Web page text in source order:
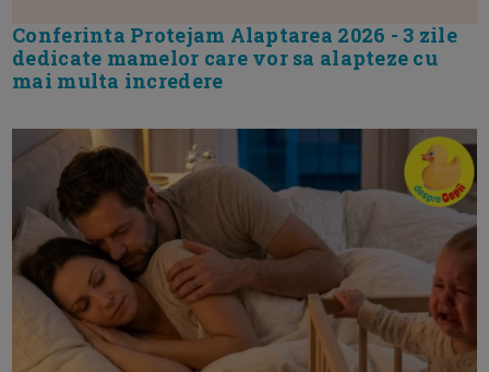
Conferinta Protejam Alaptarea 2026 - 3 zile
dedicate mamelor care vor sa alapteze cu
mai multa incredere